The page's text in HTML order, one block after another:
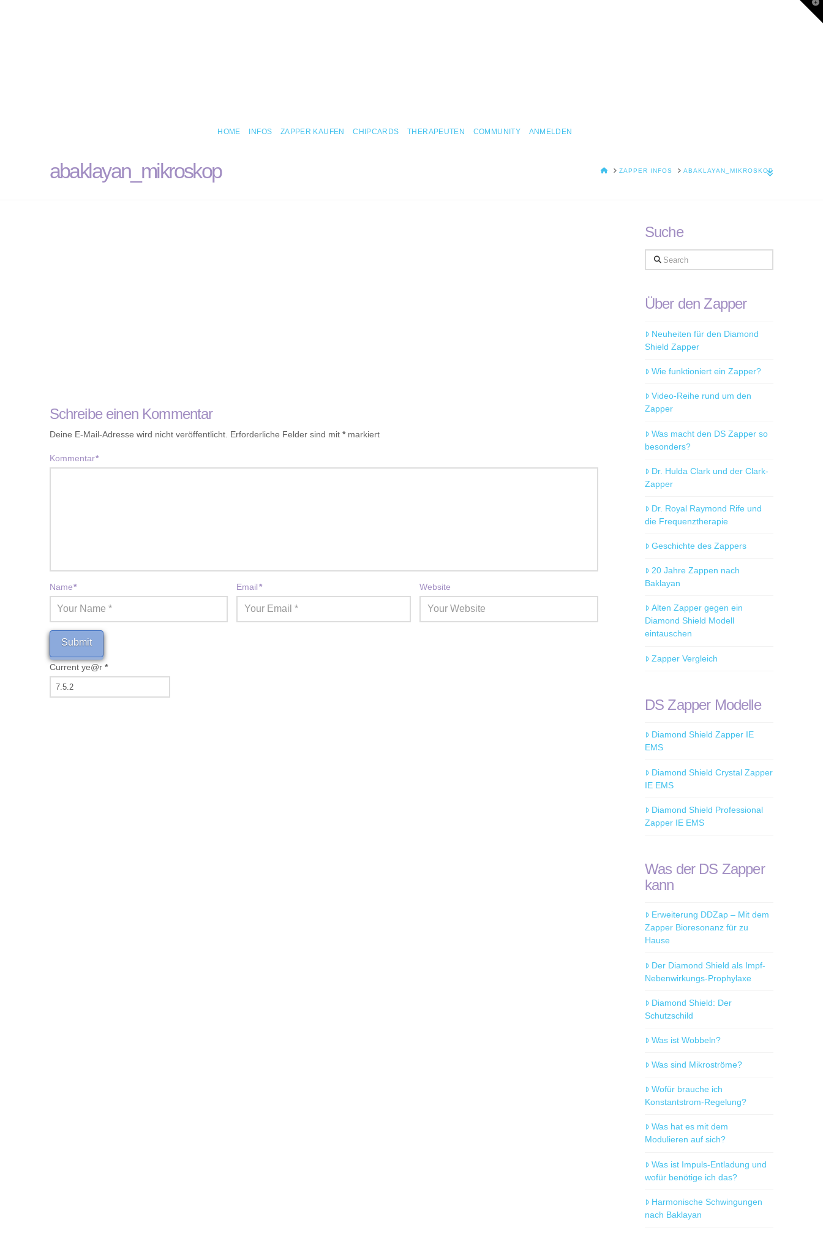
HOME INFOS ZAPPER KAUFEN CHIPCARDS THERAPEUTEN COMMUNITY ANMELDEN
abaklayan_mikroskop HOMEZAPPER INFOS ABAKLAYAN_MIKROSKOP
Schreibe einen Kommentar
Deine E-Mail-Adresse wird nicht veröffentlicht. Erforderliche Felder sind mit *markiert
Kommentar*
Name* Email* Website
Current ye@r *
Suche
Search
Über den Zapper
Neuheiten für den Diamond
Shield Zapper
Wie funktioniert ein Zapper?
Video-Reihe rund um den
Zapper
Was macht den DS Zapper so
besonders?
Dr. Hulda Clark und der Clark-
Zapper
Dr. Royal Raymond Rife und
die Frequenztherapie
Geschichte des Zappers
20 Jahre Zappen nach
Baklayan
Alten Zapper gegen ein
Diamond Shield Modell
eintauschen
Zapper Vergleich
DS Zapper Modelle
Diamond Shield Zapper IE
EMS
Diamond Shield Crystal Zapper
IE EMS
Diamond Shield Professional
Zapper IE EMS
Was der DS Zapper
kann
Erweiterung DDZap – Mit dem
Zapper Bioresonanz für zu
Hause
Der Diamond Shield als Impf-
Nebenwirkungs-Prophylaxe
Diamond Shield: Der
Schutzschild
Was ist Wobbeln?
Was sind Mikroströme?
Wofür brauche ich
Konstantstrom-Regelung?
Was hat es mit dem
Modulieren auf sich?
Was ist Impuls-Entladung und
wofür benötige ich das?
Harmonische Schwingungen
nach Baklayan